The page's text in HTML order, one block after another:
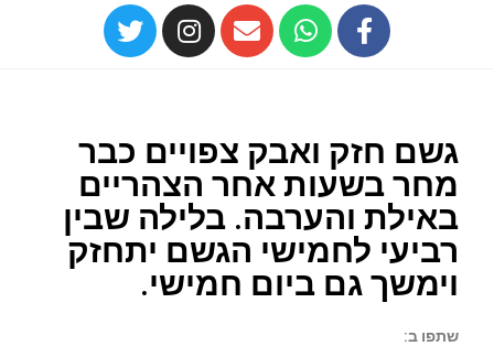
גשם חזק ואבק צפויים כבר
מחר בשעות אחר הצהריים
באילת והערבה. בלילה שבין
רביעי לחמישי הגשם יתחזק
וימשך גם ביום חמישי.
שתפו ב: